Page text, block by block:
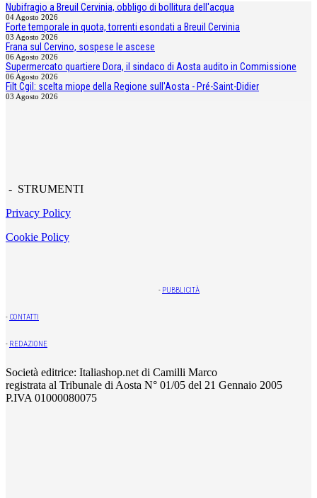
Nubifragio a Breuil Cervinia, obbligo di bollitura dell'acqua
04 Agosto 2026
Forte temporale in quota, torrenti esondati a Breuil Cervinia
03 Agosto 2026
Frana sul Cervino, sospese le ascese
06 Agosto 2026
Supermercato quartiere Dora, il sindaco di Aosta audito in Commissione
06 Agosto 2026
Filt Cgil: scelta miope della Regione sull'Aosta - Pré-Saint-Didier
03 Agosto 2026
- STRUMENTI
Privacy Policy
Cookie Policy
- PUBBLICITÀ
- CONTATTI
- REDAZIONE
Società editrice: Italiashop.net di Camilli Marco
registrata al Tribunale di Aosta N° 01/05 del 21 Gennaio 2005
P.IVA 01000080075